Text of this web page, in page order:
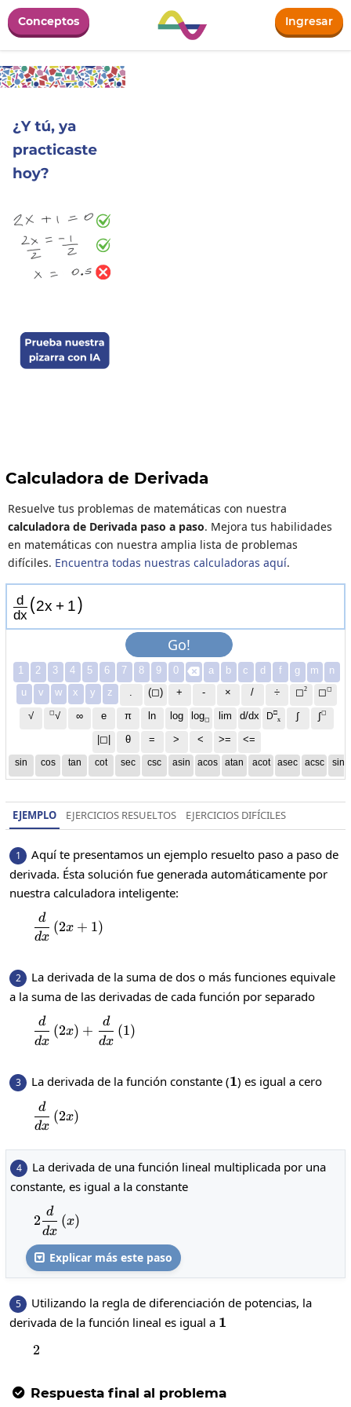
Conceptos Ingresar
Calculadora de Derivada
Resuelve tus problemas de matemáticas con nuestra
calculadora de Derivada paso a paso. Mejora tus habilidades
en matemáticas con nuestra amplia lista de problemas
difíciles. Encuentra todas nuestras calculadoras aquí.
d
dx
(2x + 1)
Go!
1 2 3 4 5 6 7 8 9 0  a b c d f g m
n
u
v w x y z (◻) + - × / ÷ ◻2 ◻◻
√ ◻√ ∞ e π ln log log◻ lim d/dx D□
x
∫ ∫◻
|◻| θ = > < >= <=
sin cos tan cot sec csc asin acos atan acot asec acsc sinh
EJEMPLO EJERCICIOS RESUELTOS EJERCICIOS DIFÍCILES
1
Aquí te presentamos un ejemplo resuelto paso a paso de
derivada. Ésta solución fue generada automáticamente por
nuestra calculadora inteligente:
\frac{d}{dx}\left(2x+1\right)
dx
d
(2x + 1)
2
La derivada de la suma de dos o más funciones equivale
a la suma de las derivadas de cada función por separado
dx
d
(2x) +
dx
d
(1)
3 La derivada de la función constante (1
1) es igual a cero
\frac{d}{dx}\left(2x\right)
dx
d
(2x)
4
La derivada de una función lineal multiplicada por una
constante, es igual a la constante
2\frac{d}{dx}\left(x\right)
2
dx
d
(x)
 Explicar más este paso
5
Utilizando la regla de diferenciación de potencias, la
derivada de la función lineal es igual a 1
1
2
2
 Respuesta final al problema